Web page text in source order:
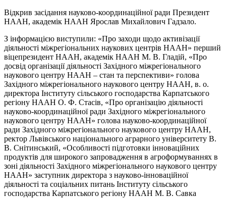
Відкрив засідання науково-координаційної ради Президент
НААН, академік НААН Ярослав Михайлович Гадзало.
З інформацією виступили: «Про заходи щодо активізації
діяльності міжрегіональних наукових центрів НААН» перший
віцепрезидент НААН, академік НААН М. В. Гладій, «Про
досвід організації діяльності Західного міжрегіонального
наукового центру НААН – стан та перспективи» голова
Західного міжрегіонального наукового центру НААН, в. о.
директора Інституту сільського господарства Карпатського
регіону НААН О. Ф. Стасів, «Про організацію діяльності
науково-координаційної ради Західного міжрегіонального
наукового центру НААН» голова науково-координаційної
ради Західного міжрегіонального наукового центру НААН,
ректор Львівського національного аграрного університету В.
В. Снітинський, «Особливості підготовки інноваційних
продуктів для широкого запровадження в агроформуваннях в
зоні діяльності Західного міжрегіонального наукового центру
НААН» заступник директора з науково-інноваційної
діяльності та соціальних питань Інституту сільського
господарства Карпатського регіону НААН М. В. Савка